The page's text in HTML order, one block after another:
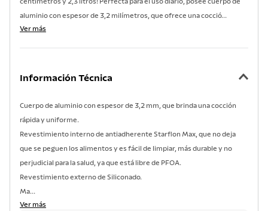
aluminio con espesor de 3,2 milímetros, que ofrece una cocció...
Ver más
Información Técnica
Cuerpo de aluminio con espesor de 3,2 mm, que brinda una cocción
rápida y uniforme.
Revestimiento interno de antiadherente Starflon Max, que no deja
que se peguen los alimentos y es fácil de limpiar, más durable y no
perjudicial para la salud, ya que está libre de PFOA.
Revestimiento externo de Siliconado.
Ma...
Ver más